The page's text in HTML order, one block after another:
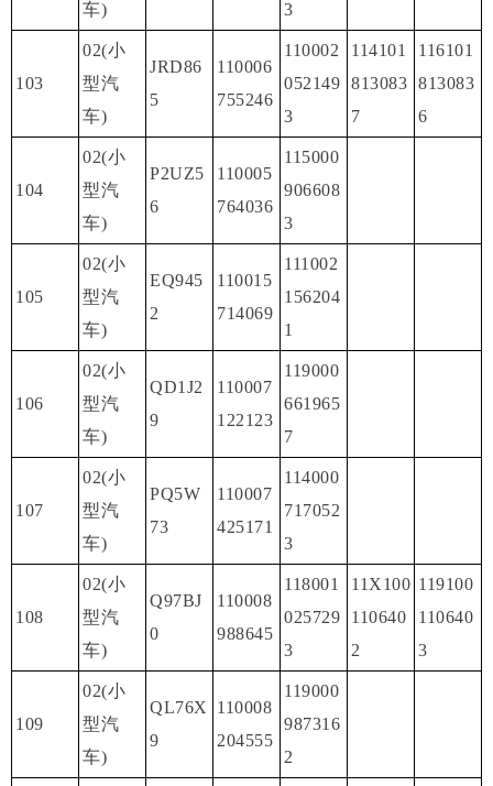
车)
3
103
02(小
型汽
车)
JRD86
5
110006
755246
110002
052149
3
114101
813083
7
116101
813083
6
104
02(小
型汽
车)
P2UZ5
6
110005
764036
115000
906608
3
105
02(小
型汽
车)
EQ945
2
110015
714069
111002
156204
1
106
02(小
型汽
车)
QD1J2
9
110007
122123
119000
661965
7
107
02(小
型汽
车)
PQ5W
73
110007
425171
114000
717052
3
108
02(小
型汽
车)
Q97BJ
0
110008
988645
118001
025729
3
11X100
110640
2
119100
110640
3
109
02(小
型汽
车)
QL76X
9
110008
204555
119000
987316
2